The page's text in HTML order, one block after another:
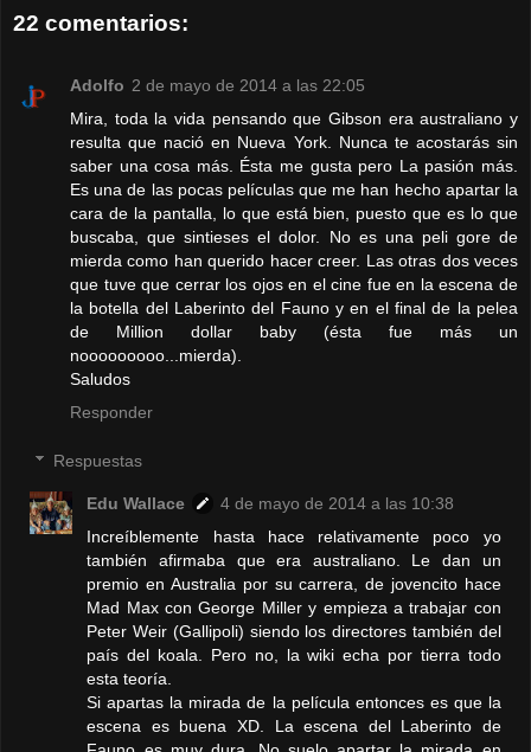
22 comentarios:
Adolfo 2 de mayo de 2014 a las 22:05
Mira, toda la vida pensando que Gibson era australiano y
resulta que nació en Nueva York. Nunca te acostarás sin
saber una cosa más. Ésta me gusta pero La pasión más.
Es una de las pocas películas que me han hecho apartar la
cara de la pantalla, lo que está bien, puesto que es lo que
buscaba, que sintieses el dolor. No es una peli gore de
mierda como han querido hacer creer. Las otras dos veces
que tuve que cerrar los ojos en el cine fue en la escena de
la botella del Laberinto del Fauno y en el final de la pelea
de Million dollar baby (ésta fue más un
nooooooooo...mierda).
Saludos
Responder
Respuestas
Edu Wallace
4 de mayo de 2014 a las 10:38
Increíblemente hasta hace relativamente poco yo
también afirmaba que era australiano. Le dan un
premio en Australia por su carrera, de jovencito hace
Mad Max con George Miller y empieza a trabajar con
Peter Weir (Gallipoli) siendo los directores también del
país del koala. Pero no, la wiki echa por tierra todo
esta teoría.
Si apartas la mirada de la película entonces es que la
escena es buena XD. La escena del Laberinto de